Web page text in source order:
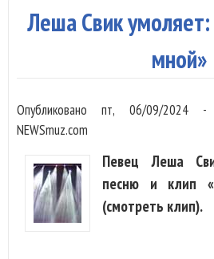
Леша Свик умоляет:
мной»
Опубликованопт, 06/09/2024 -
NEWSmuz.com
Певец Леша
песню и клип
(смотреть клип).